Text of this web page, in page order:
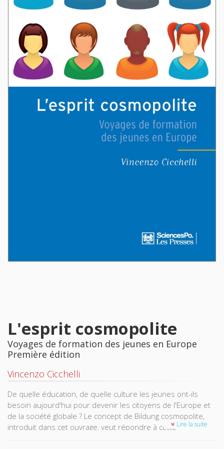
L'esprit cosmopolite
Voyages de formation des jeunes en Europe
Première édition
Vincenzo Cicchelli
De quelle éducation, de quelle culture les jeunes ont-ils
besoin aujourd'hui pour devenir les citoyens de l'Europe et
de la société globale ? Le concept de Bildung cosmopolite,
introduit dans cet ouvrage, veut répondre à cetteLire la suite